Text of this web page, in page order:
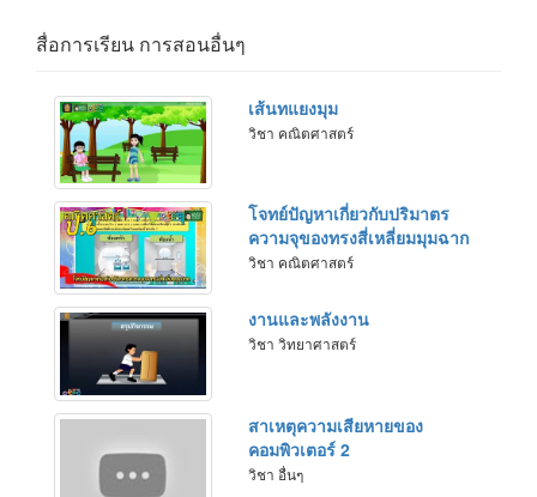
สื่อการเรียน การสอนอื่นๆ
เส้นทแยงมุม
วิชา คณิตศาสตร์
โจทย์ปัญหาเกี่ยวกับปริมาตร
ความจุของทรงสี่เหลี่ยมมุมฉาก
วิชา คณิตศาสตร์
งานและพลังงาน
วิชา วิทยาศาสตร์
สาเหตุความเสียหายของ
คอมพิวเตอร์ 2
วิชา อื่นๆ